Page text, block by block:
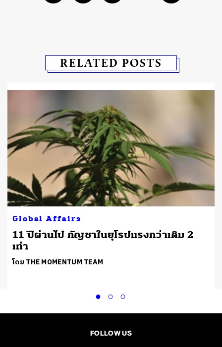
RELATED POSTS
Global Affairs
11 ปีผ่านไป กัญชาในยุโรปแรงกว่าเดิม 2
เท่า
โดย THE MOMENTUM TEAM
FOLLOW US